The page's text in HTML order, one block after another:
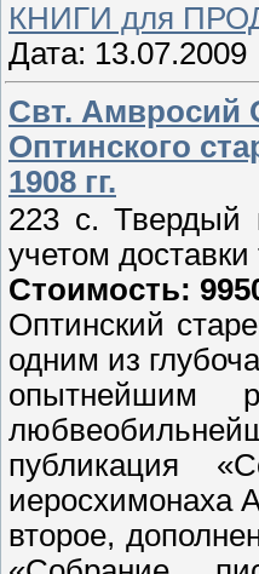
КНИГИ для
Дата: 13.07.2009
Свт. Амвросий
Оптинского
1908 гг.
223 с. Твердый
учетом
Стоимость:
Оптинский
одним из
опытнейшим
публикация
иеросхимонаха
второе,